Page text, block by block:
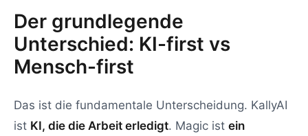
Der grundlegende
Unterschied: KI-first vs
Mensch-first
Das ist die fundamentale Unterscheidung. KallyAI
ist KI, die die Arbeit erledigt. Magic ist ein